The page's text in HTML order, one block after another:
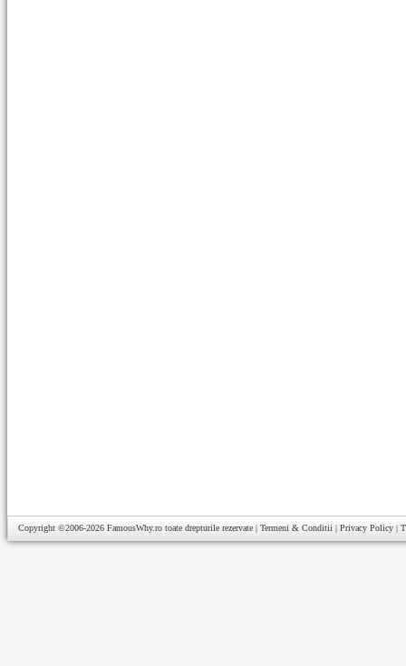
Copyright ©2006-2026 FamousWhy.ro toate drepturile rezervate | Termeni & Conditii | Privacy Policy |